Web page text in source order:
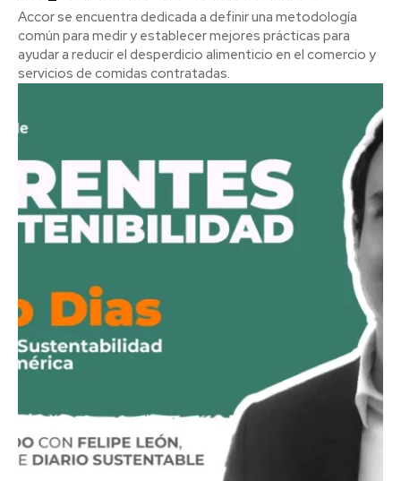
Accor se encuentra dedicada a definir una metodología
común para medir y establecer mejores prácticas para
ayudar a reducir el desperdicio alimenticio en el comercio y
servicios de comidas contratadas.